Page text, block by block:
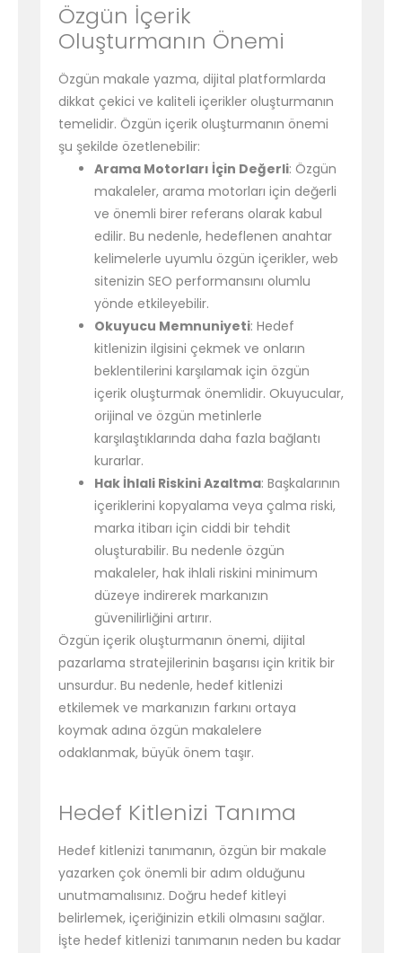
Özgün İçerik
Oluşturmanın Önemi
Özgün makale yazma, dijital platformlarda
dikkat çekici ve kaliteli içerikler oluşturmanın
temelidir. Özgün içerik oluşturmanın önemi
şu şekilde özetlenebilir:
Arama Motorları İçin Değerli: Özgün
makaleler, arama motorları için değerli
ve önemli birer referans olarak kabul
edilir. Bu nedenle, hedeflenen anahtar
kelimelerle uyumlu özgün içerikler, web
sitenizin SEO performansını olumlu
yönde etkileyebilir.
Okuyucu Memnuniyeti: Hedef
kitlenizin ilgisini çekmek ve onların
beklentilerini karşılamak için özgün
içerik oluşturmak önemlidir. Okuyucular,
orijinal ve özgün metinlerle
karşılaştıklarında daha fazla bağlantı
kurarlar.
Hak İhlali Riskini Azaltma: Başkalarının
içeriklerini kopyalama veya çalma riski,
marka itibarı için ciddi bir tehdit
oluşturabilir. Bu nedenle özgün
makaleler, hak ihlali riskini minimum
düzeye indirerek markanızın
güvenilirliğini artırır.
Özgün içerik oluşturmanın önemi, dijital
pazarlama stratejilerinin başarısı için kritik bir
unsurdur. Bu nedenle, hedef kitlenizi
etkilemek ve markanızın farkını ortaya
koymak adına özgün makalelere
odaklanmak, büyük önem taşır.
Hedef Kitlenizi Tanıma
Hedef kitlenizi tanımanın, özgün bir makale
yazarken çok önemli bir adım olduğunu
unutmamalısınız. Doğru hedef kitleyi
belirlemek, içeriğinizin etkili olmasını sağlar.
İşte hedef kitlenizi tanımanın neden bu kadar